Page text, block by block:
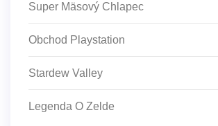
Super Mäsový Chlapec
Obchod Playstation
Stardew Valley
Legenda O Zelde